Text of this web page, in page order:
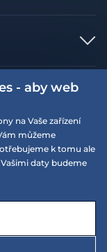
- aby web
na Vaše zařízení
můžeme
k tomu ale
Vašimi daty budeme